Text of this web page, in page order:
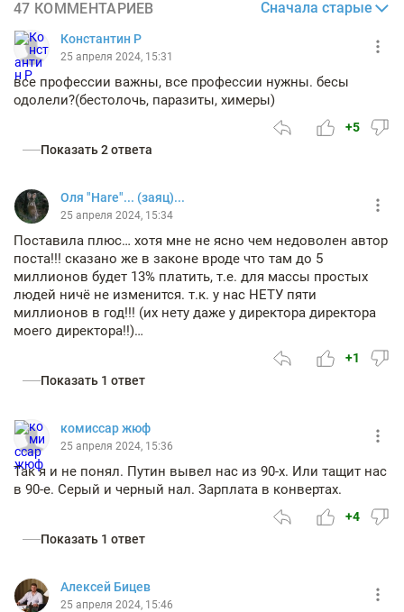
47 КОММЕНТАРИЕВ Сначала старые
Константин Р
25 апреля 2024, 15:31
все профессии важны, все профессии нужны. бесы
одолели?(бестолочь, паразиты, химеры)
+5
Показать 2 ответа
Оля "Hare"... (заяц)...
25 апреля 2024, 15:34
Поставила плюс… хотя мне не ясно чем недоволен автор
поста!!! сказано же в законе вроде что там до 5
миллионов будет 13% платить, т.е. для массы простых
людей ничё не изменится. т.к. у нас НЕТУ пяти
миллионов в год!!! (их нету даже у директора директора
моего директора!!)…
+1
Показать 1 ответ
комиссар жюф
25 апреля 2024, 15:36
Так я и не понял. Путин вывел нас из 90-х. Или тащит нас
в 90-е. Серый и черный нал. Зарплата в конвертах.
+4
Показать 1 ответ
Алексей Бицев
25 апреля 2024, 15:46